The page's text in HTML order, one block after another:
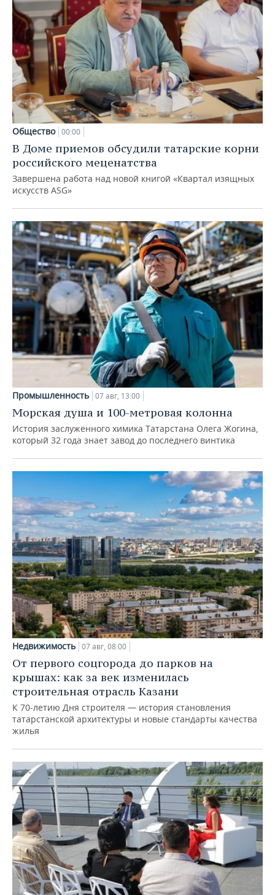
Общество 00:00
В Доме приемов обсудили татарские корни
российского меценатства
Завершена работа над новой книгой «Квартал изящных
искусств ASG»
Промышленность 07 авг, 13:00
Морская душа и 100-метровая колонна
История заслуженного химика Татарстана Олега Жогина,
который 32 года знает завод до последнего винтика
Недвижимость 07 авг, 08:00
От первого соцгорода до парков на
крышах: как за век изменилась
строительная отрасль Казани
К 70-летию Дня строителя — история становления
татарстанской архитектуры и новые стандарты качества
жилья